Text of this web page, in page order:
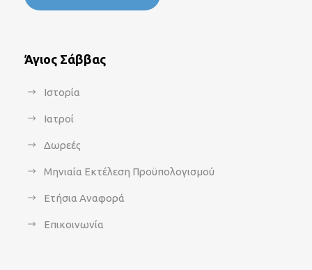
Άγιος Σάββας
Ιστορία
Ιατροί
Δωρεές
Μηνιαία Εκτέλεση Προϋπολογισμού
Ετήσια Αναφορά
Επικοινωνία